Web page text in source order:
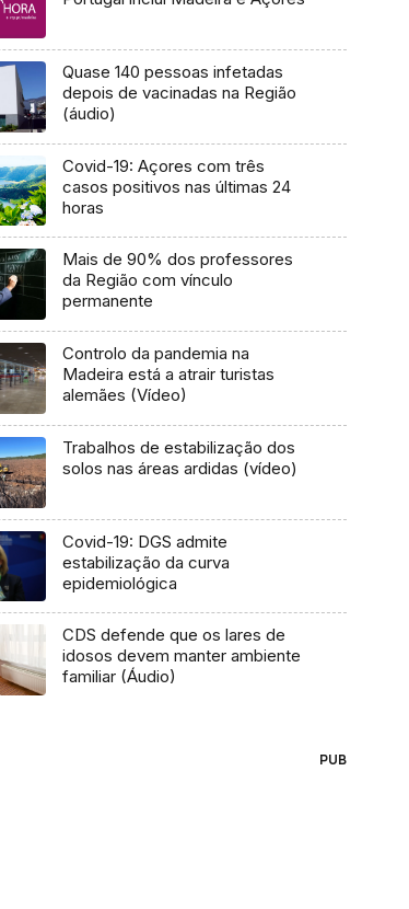
Quase 140 pessoas infetadas
depois de vacinadas na Região
(áudio)
Covid-19: Açores com três
casos positivos nas últimas 24
horas
Mais de 90% dos professores
da Região com vínculo
permanente
Controlo da pandemia na
Madeira está a atrair turistas
alemães (Vídeo)
Trabalhos de estabilização dos
solos nas áreas ardidas (vídeo)
Covid-19: DGS admite
estabilização da curva
epidemiológica
CDS defende que os lares de
idosos devem manter ambiente
familiar (Áudio)
PUB